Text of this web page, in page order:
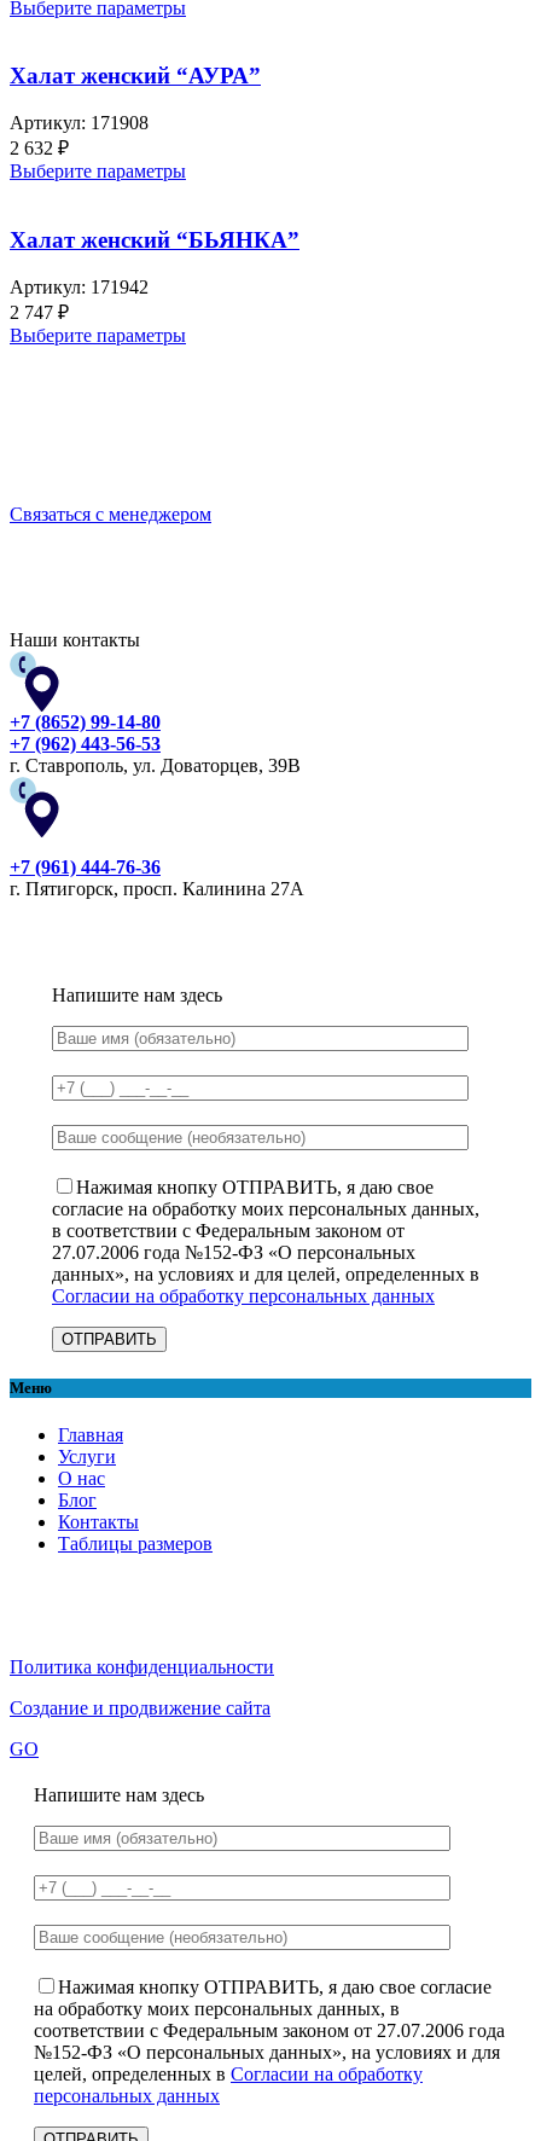
Выберите параметры
Халат женский “АУРА”
Артикул: 171908
2 632 ₽
Выберите параметры
Халат женский “БЬЯНКА”
Артикул: 171942
2 747 ₽
Выберите параметры
Связаться с менеджером
Наши контакты
+7 (8652) 99-14-80
+7 (962) 443-56-53
г. Ставрополь, ул. Доваторцев, 39В
+7 (961) 444-76-36
г. Пятигорск, просп. Калинина 27А
Напишите нам здесь
Нажимая кнопку ОТПРАВИТЬ, я даю свое
согласие на обработку моих персональных данных,
в соответствии с Федеральным законом от
27.07.2006 года №152-ФЗ «О персональных
данных», на условиях и для целей, определенных в
Согласии на обработку персональных данных
Меню
Главная
Услуги
О нас
Блог
Контакты
Таблицы размеров
Политика конфиденциальности
Создание и продвижение сайта
GO
Напишите нам здесь
Нажимая кнопку ОТПРАВИТЬ, я даю свое согласие
на обработку моих персональных данных, в
соответствии с Федеральным законом от 27.07.2006 года
№152-ФЗ «О персональных данных», на условиях и для
целей, определенных в Согласии на обработку
персональных данных